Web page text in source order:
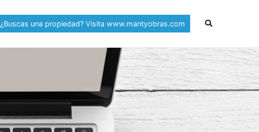
¿Buscas una propiedad? Visita www.mantyobras.com